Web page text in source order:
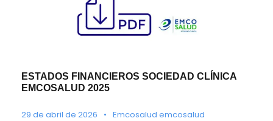
ESTADOS FINANCIEROS SOCIEDAD CLÍNICA
EMCOSALUD 2025
29 de abril de 2026 • Emcosalud emcosalud